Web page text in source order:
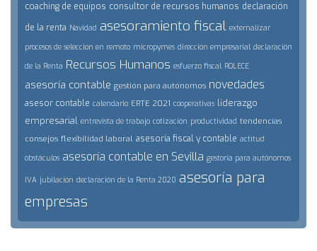
coaching de equipos consultor de recursos humanos declaración
de la renta Navidad asesoramiento fiscal externalizar
procesos de seleccion en remoto micropymes dirección empresarial declaración
de la Renta Recursos Humanos esfuerzo fiscal ROLECE
asesoría contable gestión para autónomos novedades
asesor contable calendario ERTE 2021 cooperativas liderazgo
empresarial entrevista de trabajo cotización productividad tendencias
consejos flexibilidad laboral asesoría fiscal y contable actitud
obstáculos asesoría contable en Sevilla gestoría para autónomos
IVA jubilación declaración de la Renta 2020 asesoría para
empresas